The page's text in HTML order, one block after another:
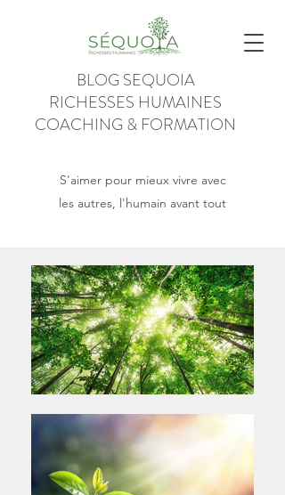
BLOG SEQUOIA
RICHESSES HUMAINES
COACHING & FORMATION
S'aimer pour mieux vivre avec
les autres, l'humain avant tout